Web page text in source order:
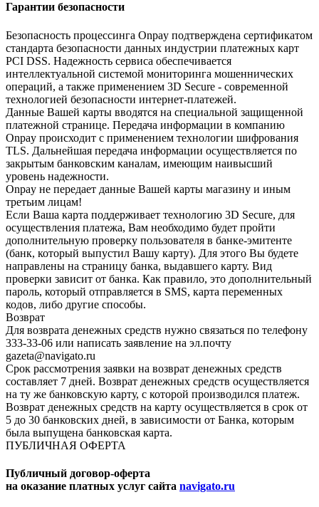
Гарантии безопасности
Безопасность процессинга Onpay подтверждена сертификатом
стандарта безопасности данных индустрии платежных карт
PCI DSS. Надежность сервиса обеспечивается
интеллектуальной системой мониторинга мошеннических
операций, а также применением 3D Secure - современной
технологией безопасности интернет-платежей.
Данные Вашей карты вводятся на специальной защищенной
платежной странице. Передача информации в компанию
Onpay происходит с применением технологии шифрования
TLS. Дальнейшая передача информации осуществляется по
закрытым банковским каналам, имеющим наивысший
уровень надежности.
Onpay не передает данные Вашей карты магазину и иным
третьим лицам!
Если Ваша карта поддерживает технологию 3D Secure, для
осуществления платежа, Вам необходимо будет пройти
дополнительную проверку пользователя в банке-эмитенте
(банк, который выпустил Вашу карту). Для этого Вы будете
направлены на страницу банка, выдавшего карту. Вид
проверки зависит от банка. Как правило, это дополнительный
пароль, который отправляется в SMS, карта переменных
кодов, либо другие способы.
Возврат
Для возврата денежных средств нужно связаться по телефону
333-33-06 или написать заявление на эл.почту
gazeta@navigato.ru
Срок рассмотрения заявки на возврат денежных средств
составляет 7 дней. Возврат денежных средств осуществляется
на ту же банковскую карту, с которой производился платеж.
Возврат денежных средств на карту осуществляется в срок от
5 до 30 банковских дней, в зависимости от Банка, которым
была выпущена банковская карта.
ПУБЛИЧНАЯ ОФЕРТА
Публичный договор-оферта
на оказание платных услуг сайта navigato.ru